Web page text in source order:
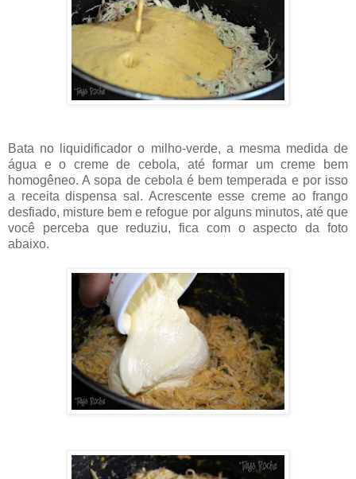
Bata no liquidificador o milho-verde, a mesma medida de
água e o creme de cebola, até formar um creme bem
homogêneo. A sopa de cebola é bem temperada e por isso
a receita dispensa sal. Acrescente esse creme ao frango
desfiado, misture bem e refogue por alguns minutos, até que
você perceba que reduziu, fica com o aspecto da foto
abaixo.